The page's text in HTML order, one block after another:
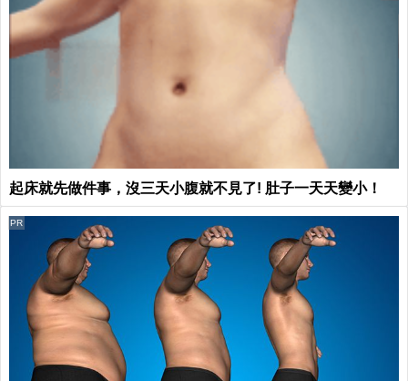
起床就先做件事，沒三天小腹就不見了! 肚子一天天變小！
PR